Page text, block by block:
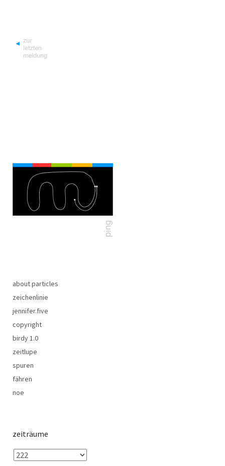
about particles
zeichenlinie
jennifer.five
copyright
birdy 1.0
zeitlupe
spuren
fähren
noe
zeiträume